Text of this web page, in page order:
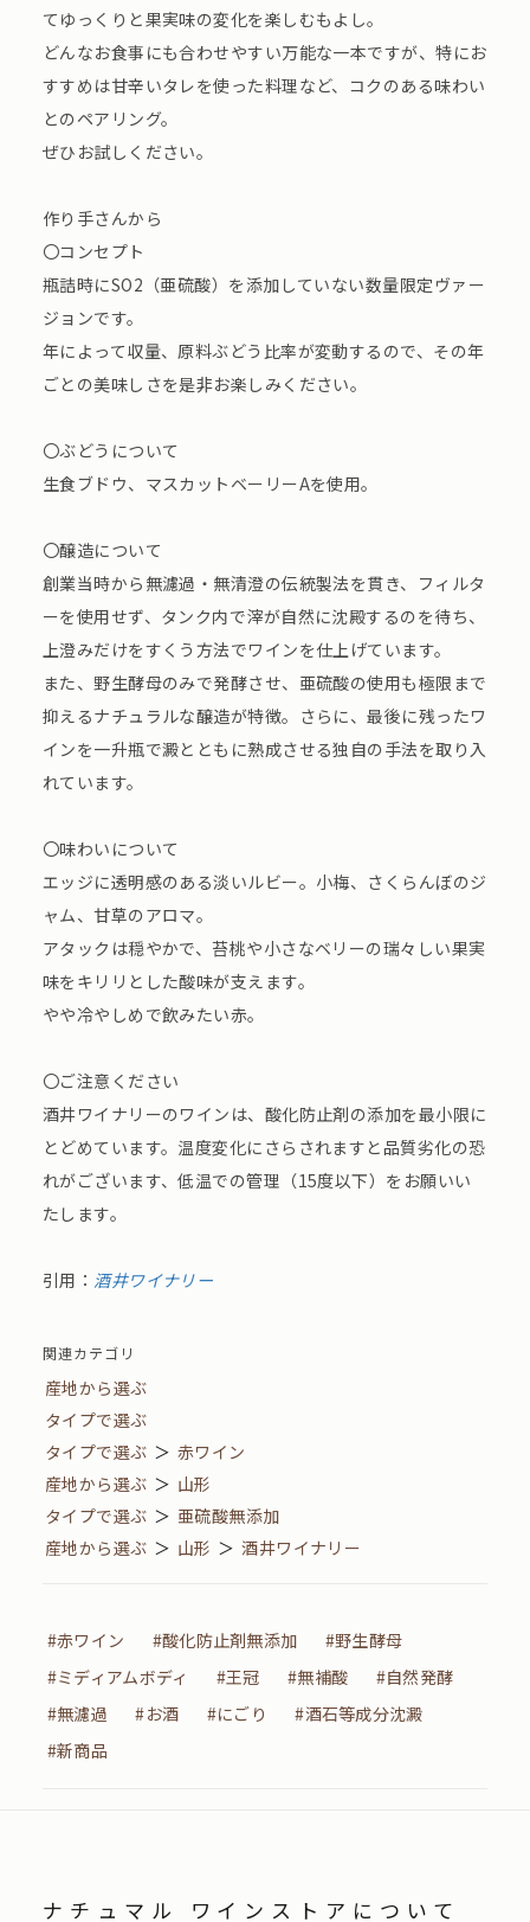
てゆっくりと果実味の変化を楽しむもよし。
どんなお食事にも合わせやすい万能な一本ですが、特にお
すすめは甘辛いタレを使った料理など、コクのある味わい
とのペアリング。
ぜひお試しください。
作り手さんから
〇コンセプト
瓶詰時にSO2（亜硫酸）を添加していない数量限定ヴァー
ジョンです。
年によって収量、原料ぶどう比率が変動するので、その年
ごとの美味しさを是非お楽しみください。
〇ぶどうについて
生食ブドウ、マスカットベーリーAを使用。
〇醸造について
創業当時から無濾過・無清澄の伝統製法を貫き、フィルタ
ーを使用せず、タンク内で滓が自然に沈殿するのを待ち、
上澄みだけをすくう方法でワインを仕上げています。
また、野生酵母のみで発酵させ、亜硫酸の使用も極限まで
抑えるナチュラルな醸造が特徴。さらに、最後に残ったワ
インを一升瓶で澱とともに熟成させる独自の手法を取り入
れています。
〇味わいについて
エッジに透明感のある淡いルビー。小梅、さくらんぼのジ
ャム、甘草のアロマ。
アタックは穏やかで、苔桃や小さなベリーの瑞々しい果実
味をキリリとした酸味が支えます。
やや冷やしめで飲みたい赤。
〇ご注意ください
酒井ワイナリーのワインは、酸化防止剤の添加を最小限に
とどめています。温度変化にさらされますと品質劣化の恐
れがございます、低温での管理（15度以下）をお願いい
たします。
引用： 酒井ワイナリー
関連カテゴリ
産地から選ぶ
タイプで選ぶ
タイプで選ぶ ＞ 赤ワイン
産地から選ぶ ＞ 山形
タイプで選ぶ ＞ 亜硫酸無添加
産地から選ぶ ＞ 山形 ＞ 酒井ワイナリー
#赤ワイン #酸化防止剤無添加
#野生酵母
#ミディアムボディ
#王冠 #無補酸
#自然発酵
#無濾過
#お酒 #にごり
#酒石等成分沈澱
#新商品
ナチュマル ワインストアについて